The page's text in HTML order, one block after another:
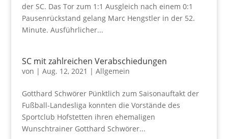
der SC. Das Tor zum 1:1 Ausgleich nach einem 0:1
Pausenrückstand gelang Marc Hengstler in der 52.
Minute. Ausführlicher...
SC mit zahlreichen Verabschiedungen
von | Aug. 12, 2021 | Allgemein
Gotthard Schwörer Pünktlich zum Saisonauftakt der
Fußball-Landesliga konnten die Vorstände des
Sportclub Hofstetten ihren ehemaligen
Wunschtrainer Gotthard Schwörer...